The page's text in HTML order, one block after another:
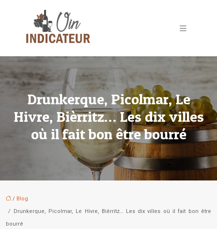
Drunkerque, Picolmar, Le
Hivre, Bièrritz… Les dix villes
où il fait bon être bourré
/ Blog
/ Drunkerque, Picolmar, Le Hivre, Bièrritz… Les dix villes où il fait bon être
bourré